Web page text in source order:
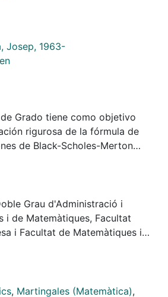
Josep, 1963-
Grado tiene como objetivo
rigurosa de la fórmula de
de Black-Scholes-Merton
de martingalas y el cálculo
en derivadas parciales, se opta
centrado en el cambio
bajo la medida de
se desarrollan los
necesarios, incluyendo
de representación de
se modeliza un mercado
Grau d'Administració i
i de Matemàtiques, Facultat
i Facultat de Matemàtiques i
de Barcelona, Curs: 2024-
, Martingales (Matemàtica),